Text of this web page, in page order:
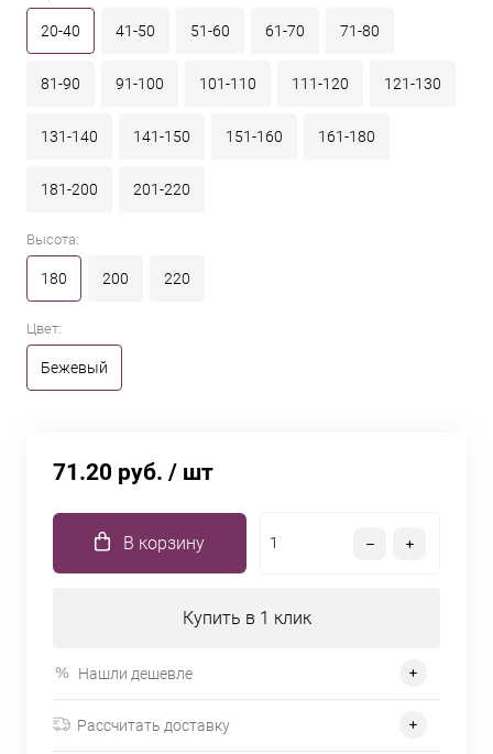
20-40 41-50 51-60 61-70 71-80
81-90 91-100 101-110 111-120 121-130
131-140 141-150 151-160 161-180
181-200 201-220
Высота:
180 200 220
Цвет:
Бежевый
71.20 руб. / шт
В корзину
Купить в 1 клик
Нашли дешевле
Рассчитать доставку